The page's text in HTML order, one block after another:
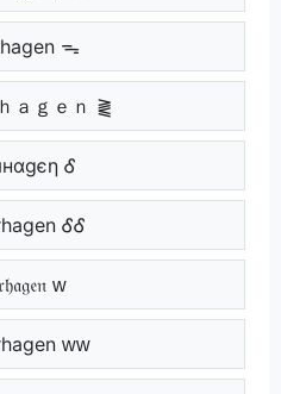
ᯓ
ａｇｅｎ ⪔
Ꮄ
ᎴᎴ
ᴡ
ᴡᴡ